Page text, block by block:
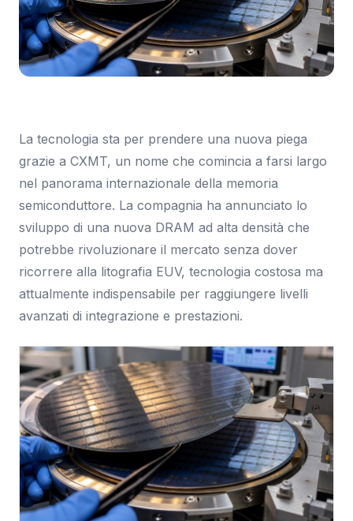
La tecnologia sta per prendere una nuova piega
grazie a CXMT, un nome che comincia a farsi largo
nel panorama internazionale della memoria
semiconduttore. La compagnia ha annunciato lo
sviluppo di una nuova DRAM ad alta densità che
potrebbe rivoluzionare il mercato senza dover
ricorrere alla litografia EUV, tecnologia costosa ma
attualmente indispensabile per raggiungere livelli
avanzati di integrazione e prestazioni.